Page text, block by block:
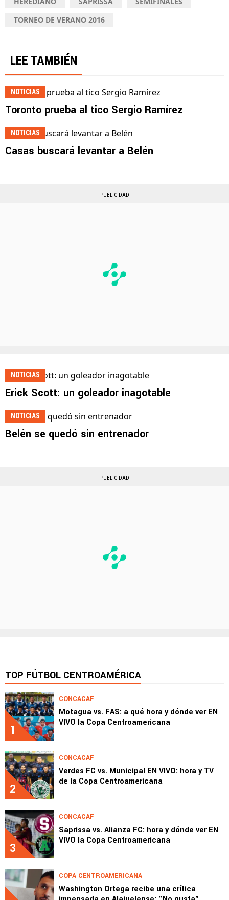
TORNEO DE VERANO 2016
LEE TAMBIÉN
NOTICIAS
Toronto prueba al tico Sergio Ramírez
NOTICIAS
Casas buscará levantar a Belén
PUBLICIDAD
NOTICIAS
Erick Scott: un goleador inagotable
NOTICIAS
Belén se quedó sin entrenador
PUBLICIDAD
TOP FÚTBOL CENTROAMÉRICA
1
CONCACAF
Motagua vs. FAS: a qué hora y dónde ver EN
VIVO la Copa Centroamericana
2
CONCACAF
Verdes FC vs. Municipal EN VIVO: hora y TV
de la Copa Centroamericana
3
CONCACAF
Saprissa vs. Alianza FC: hora y dónde ver EN
VIVO la Copa Centroamericana
COPA CENTROAMERICANA
Washington Ortega recibe una crítica